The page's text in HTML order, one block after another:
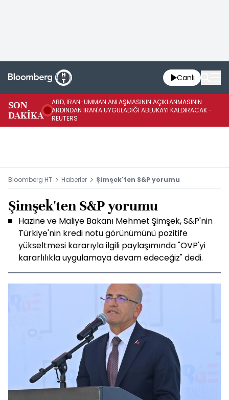
Canlı
SON
DAKİKA
ABD, İRAN-UMMAN ANLAŞMASININ AÇIKLANMASININ
ARDINDAN İRAN'A UYGULADIĞI ABLUKAYI KALDIRACAK -
REUTERS
Bloomberg HT Haberler Şimşek'ten S&P yorumu
Şimşek'ten S&P yorumu
Hazine ve Maliye Bakanı Mehmet Şimşek, S&P'nin
Türkiye'nin kredi notu görünümünü pozitife
yükseltmesi kararıyla ilgili paylaşımında "OVP'yi
kararlılıkla uygulamaya devam edeceğiz" dedi.